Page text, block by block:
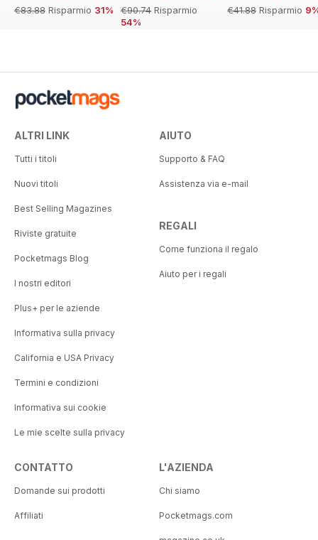
€83.88 Risparmio 31%
€90.74 Risparmio
54%
€41.88 Risparmio
ALTRI LINK
Tutti i titoli
Nuovi titoli
Best Selling Magazines
Riviste gratuite
Pocketmags Blog
I nostri editori
Plus+ per le aziende
Informativa sulla privacy
California e USA Privacy
Termini e condizioni
Informativa sui cookie
Le mie scelte sulla privacy
AIUTO
Supporto & FAQ
Assistenza via e-mail
REGALI
Come funziona il regalo
Aiuto per i regali
CONTATTO
Domande sui prodotti
Affiliati
L'AZIENDA
Chi siamo
Pocketmags.com